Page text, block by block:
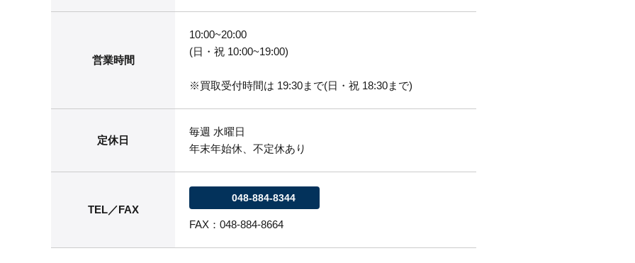
営業時間
10:00~20:00
(日・祝 10:00~19:00)
※買取受付時間は 19:30まで(日・祝 18:30まで)
定休日
毎週 水曜日
年末年始休、不定休あり
TEL／FAX
048-884-8344
FAX：048-884-8664